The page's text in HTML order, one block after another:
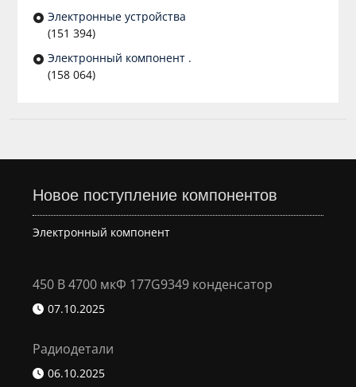
Электронные устройства
(151 394)
Электронный компонент .
(158 064)
Новое поступление компонентов
Электронный компонент
450 В 4700 мкФ 177G9349 конденсатор
07.10.2025
Радиодетали
06.10.2025